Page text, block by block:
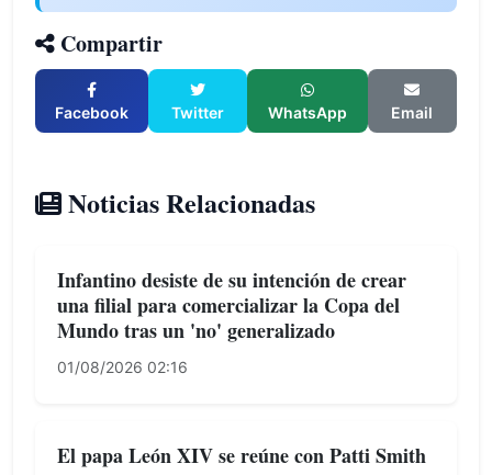
Compartir
Facebook Twitter WhatsApp Email
Noticias Relacionadas
Infantino desiste de su intención de crear
una filial para comercializar la Copa del
Mundo tras un 'no' generalizado
01/08/2026 02:16
El papa León XIV se reúne con Patti Smith